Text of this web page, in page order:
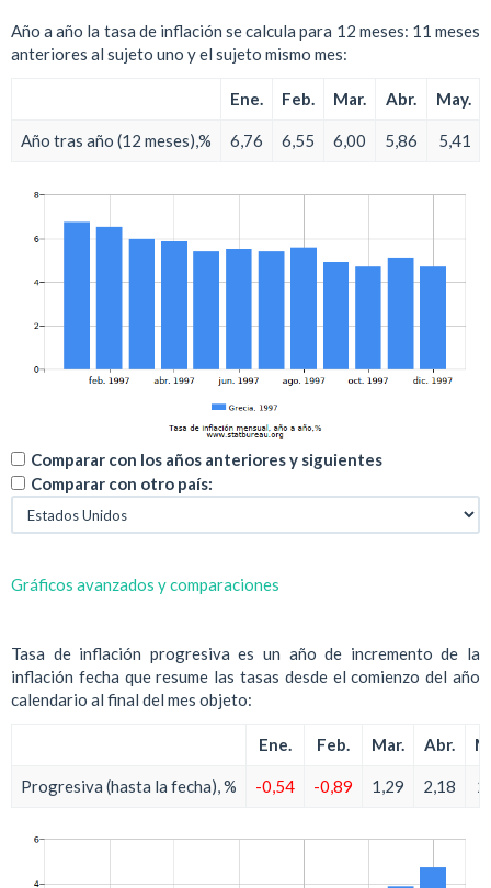
Año a año la tasa de inflación se calcula para 12 meses: 11 meses
anteriores al sujeto uno y el sujeto mismo mes:
Ene. Feb. Mar. Abr. May.
Año tras año (12 meses),% 6,76 6,55 6,00 5,86 5,41
Comparar con los años anteriores y siguientes
Comparar con otro país:
Gráficos avanzados y comparaciones
Tasa de inflación progresiva es un año de incremento de la
inflación fecha que resume las tasas desde el comienzo del año
calendario al final del mes objeto:
Ene. Feb. Mar. Abr.
Progresiva (hasta la fecha), % -0,54 -0,89 1,29 2,18